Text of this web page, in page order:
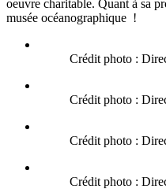
oeuvre charitable. Quant à sa
musée océanographique !
Crédit photo :
Crédit photo :
Crédit photo :
Crédit photo :